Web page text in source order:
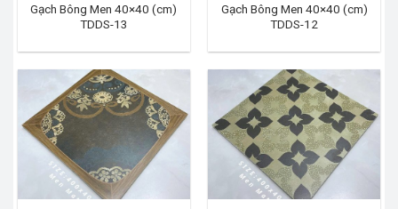
Gạch Bông Men 40×40 (cm)
TDDS-13
Gạch Bông Men 40×40 (cm)
TDDS-12